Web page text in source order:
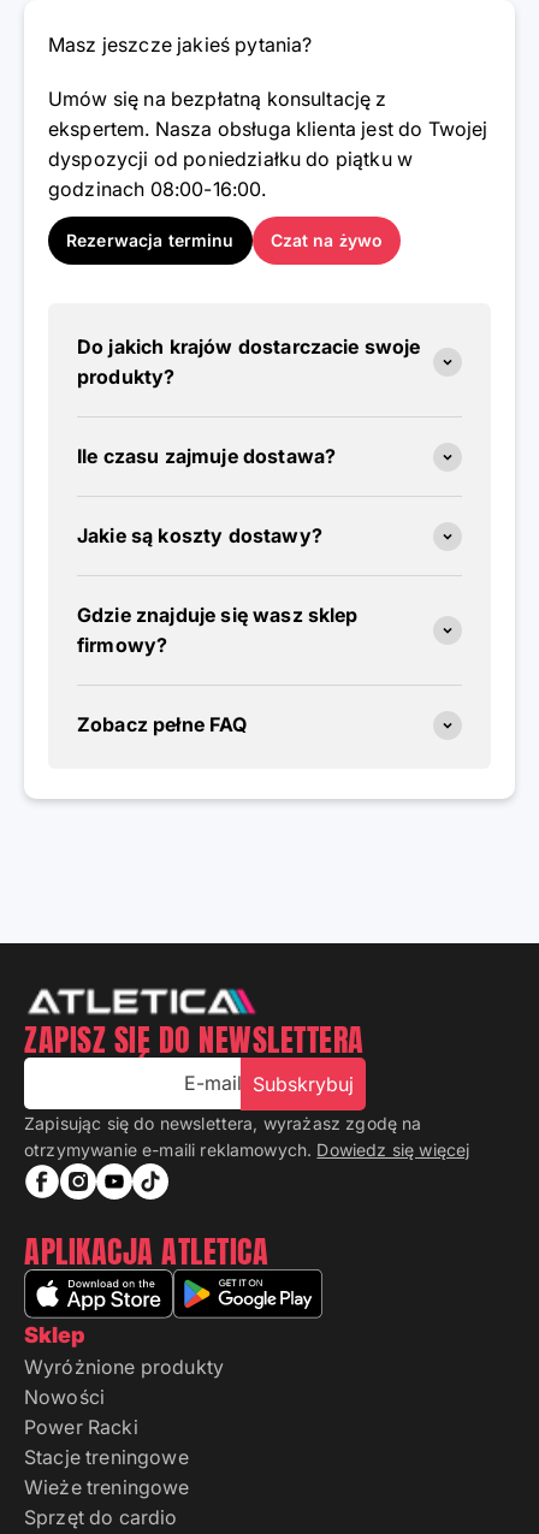
Masz jeszcze jakieś pytania?
Umów się na bezpłatną konsultację z
ekspertem. Nasza obsługa klienta jest do Twojej
dyspozycji od poniedziałku do piątku w
godzinach 08:00-16:00.
Rezerwacja terminu Czat na żywo
Do jakich krajów dostarczacie swoje
produkty?
Ile czasu zajmuje dostawa?
Jakie są koszty dostawy?
Gdzie znajduje się wasz sklep
firmowy?
Zobacz pełne FAQ
Sklep
Wyróżnione produkty
Nowości
Power Racki
Stacje treningowe
Wieże treningowe
Sprzęt do cardio
ZAPISZ SIĘ DO NEWSLETTERA
E-mail Subskrybuj
Zapisując się do newslettera, wyrażasz zgodę na
otrzymywanie e-maili reklamowych. Dowiedz się więcej
APLIKACJA ATLETICA